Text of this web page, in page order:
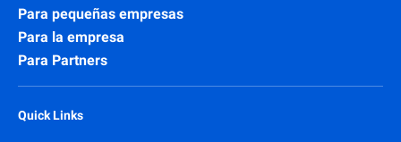
Para pequeñas empresas
Para la empresa
Para Partners
Quick Links